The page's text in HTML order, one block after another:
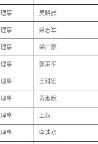
理事 吴晓晨
理事 梁志军
理事 梁广豪
理事 郭采平
理事 王科宏
理事 黄淑婉
理事 王权
理事 李迪初